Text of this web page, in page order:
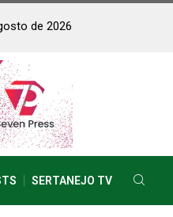
de 2026
SERTANEJO TV